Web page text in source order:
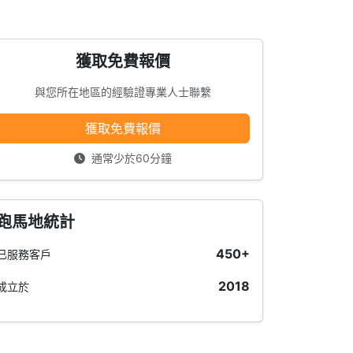
獲取免費報價
與您所在地區的經驗證專業人士聯繫
獲取免費報價
通常少於60分鐘
馬地統計
服務客戶 450+
立於 2018